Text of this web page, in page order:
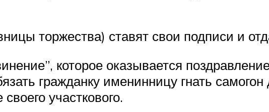
торжества) ставят свои подписи и
которое оказывается
гражданку именинницу гнать
участкового.